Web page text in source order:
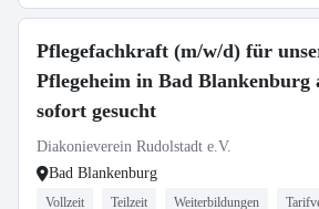
Pflegefachkraft (m/w/d) für
Pflegeheim in Bad Blankenburg
sofort gesucht
Diakonieverein Rudolstadt e.V.
Bad Blankenburg
Vollzeit Teilzeit Weiterbildungen